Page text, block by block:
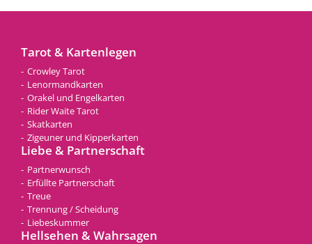
Tarot & Kartenlegen
Crowley Tarot
Lenormandkarten
Orakel und Engelkarten
Rider Waite Tarot
Skatkarten
Zigeuner und Kipperkarten
Liebe & Partnerschaft
Partnerwunsch
Erfüllte Partnerschaft
Treue
Trennung / Scheidung
Liebeskummer
Hellsehen & Wahrsagen